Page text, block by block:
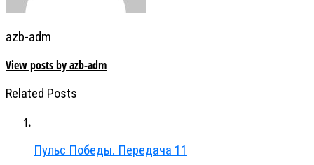
azb-adm
View posts by azb-adm
Related Posts
Пульс Победы. Передача 11